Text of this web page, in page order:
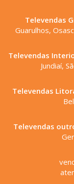
Televendas
Guarulhos,
Televendas
Jundiaí,
Televendas
Televendas